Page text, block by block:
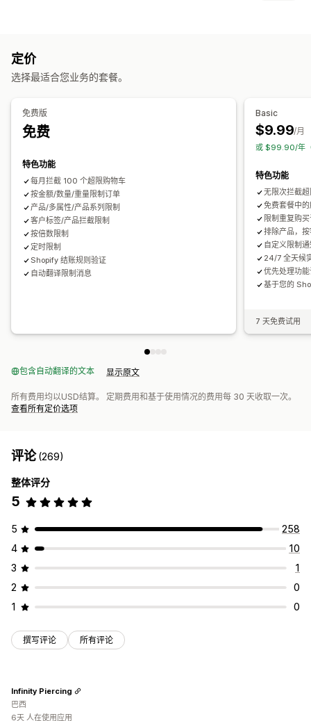
通知设置
购物车提醒
结账提醒 产品页面提醒
定价
选择最适合您业务的套餐。
免费版
免费
特色功能
每月拦截 100 个超限购物车
按金额/数量/重量限制订单
产品/多属性/产品系列限制
客户标签/产品拦截限制
按倍数限制
定时限制
Shopify 结账规则验证
自动翻译限制消息
Basic
$9.99/月
或 $99.90/年
特色功能
无限次拦截
免费套餐中
限制重复购
排除产品，
自定义限制
24/7 全天候
优先处理功
基于您的
7 天免费试用
包含自动翻译的文本 显示原文
所有费用均以USD结算。 定期费用和基于使用情况的费用每 30 天收取一次。
查看所有定价选项
评论(269)
整体评分
5
5
258
4
10
3
1
2
0
1
0
撰写评论 所有评论
Infinity Piercing
巴西
6天 人在使用应用